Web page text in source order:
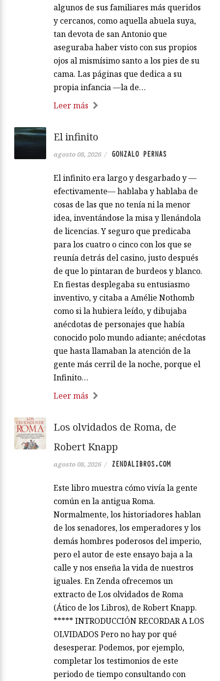
algunos de sus familiares más queridos
y cercanos, como aquella abuela suya,
tan devota de san Antonio que
aseguraba haber visto con sus propios
ojos al mismísimo santo a los pies de su
cama. Las páginas que dedica a su
propia infancia —la de…
Leer más
El infinito
agosto 08, 2026 / GONZALO PERNAS
El infinito era largo y desgarbado y —
efectivamente— hablaba y hablaba de
cosas de las que no tenía ni la menor
idea, inventándose la misa y llenándola
de licencias. Y seguro que predicaba
para los cuatro o cinco con los que se
reunía detrás del casino, justo después
de que lo pintaran de burdeos y blanco.
En fiestas desplegaba su entusiasmo
inventivo, y citaba a Amélie Nothomb
como si la hubiera leído, y dibujaba
anécdotas de personajes que había
conocido polo mundo adiante; anécdotas
que hasta llamaban la atención de la
gente más cerril de la noche, porque el
Infinito…
Leer más
Los olvidados de Roma, de
Robert Knapp
agosto 08, 2026 / ZENDALIBROS.COM
Este libro muestra cómo vivía la gente
común en la antigua Roma.
Normalmente, los historiadores hablan
de los senadores, los emperadores y los
demás hombres poderosos del imperio,
pero el autor de este ensayo baja a la
calle y nos enseña la vida de nuestros
iguales. En Zenda ofrecemos un
extracto de Los olvidados de Roma
(Ático de los Libros), de Robert Knapp.
***** INTRODUCCIÓN RECORDAR A LOS
OLVIDADOS Pero no hay por qué
desesperar. Podemos, por ejemplo,
completar los testimonios de este
periodo de tiempo consultando con